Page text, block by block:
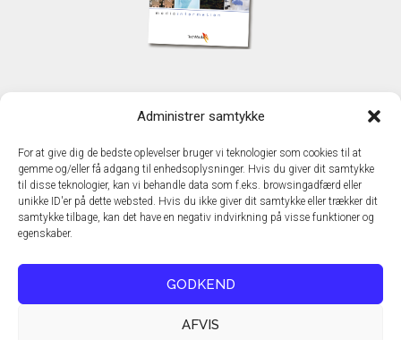
Administrer samtykke
For at give dig de bedste oplevelser bruger vi teknologier som cookies til at
gemme og/eller få adgang til enhedsoplysninger. Hvis du giver dit samtykke
til disse teknologier, kan vi behandle data som f.eks. browsingadfærd eller
unikke ID'er på dette websted. Hvis du ikke giver dit samtykke eller trækker dit
samtykke tilbage, kan det have en negativ indvirkning på visse funktioner og
egenskaber.
GODKEND
AFVIS
TechMedia A/S
DK - 2600 Glostrup
www.techmedia.dk
Telefon: +45 43 24 26 28
E-mail:info@techmedia.dk